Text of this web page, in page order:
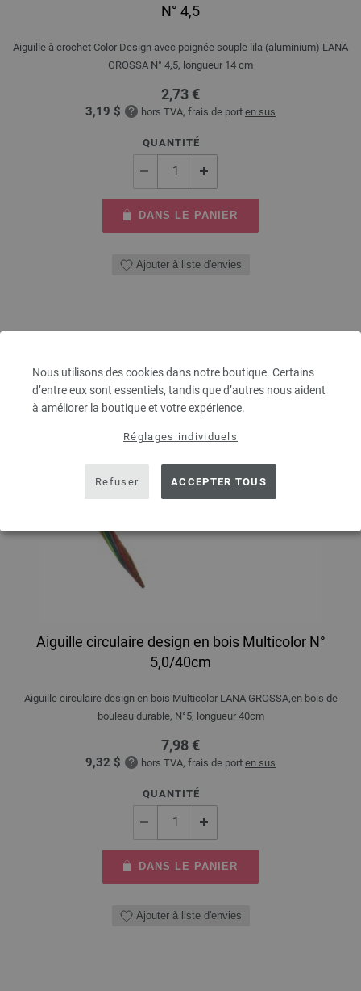
Nous utilisons des cookies dans notre boutique. Certains
d’entre eux sont essentiels, tandis que d’autres nous aident
à améliorer la boutique et votre expérience.
Réglages individuels
Refuser ACCEPTER TOUS
N° 4,5
Aiguille à crochet Color Design avec poignée souple lila (aluminium) LANA
GROSSA N° 4,5, longueur 14 cm
2,73 €
3,19 $ hors TVA, frais de port en sus
QUANTITÉ
DANS LE PANIER
Ajouter à liste d'envies
Aiguille circulaire design en bois Multicolor N°
5,0/40cm
Aiguille circulaire design en bois Multicolor LANA GROSSA,en bois de
bouleau durable, N°5, longueur 40cm
7,98 €
9,32 $ hors TVA, frais de port en sus
QUANTITÉ
DANS LE PANIER
Ajouter à liste d'envies